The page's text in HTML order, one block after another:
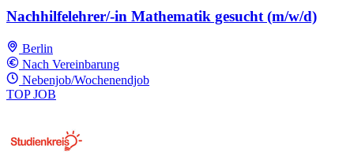
Nachhilfelehrer/-in Mathematik gesucht (m/w/d)
Berlin
Nach Vereinbarung
Nebenjob/Wochenendjob
TOP JOB